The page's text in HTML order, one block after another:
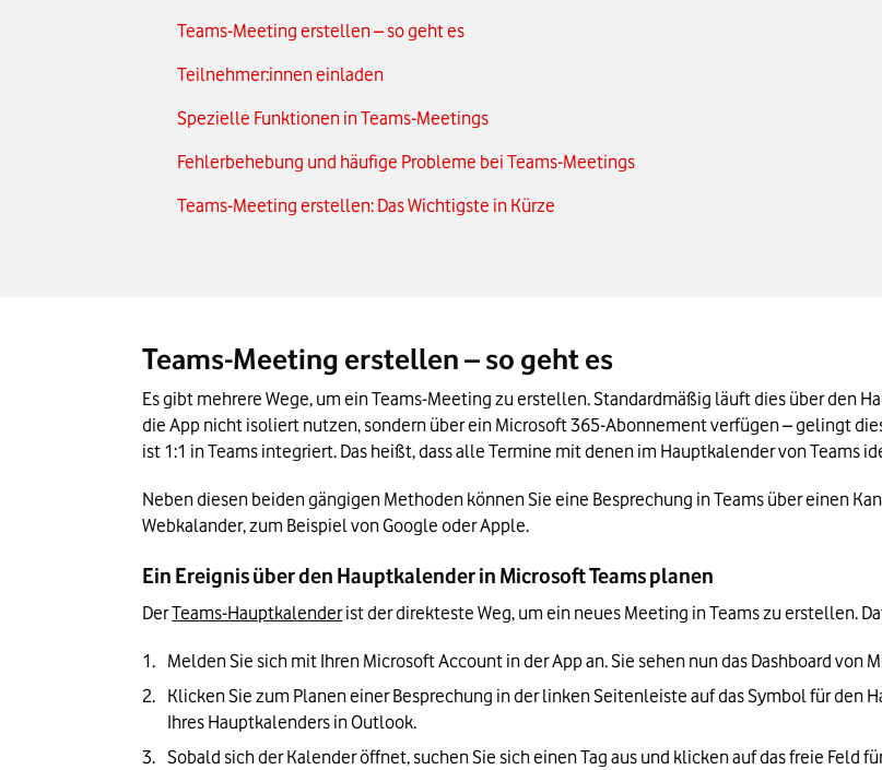
Teams-Meeting erstellen – so geht es
Teilnehmer:innen einladen
Spezielle Funktionen in Teams-Meetings
Fehlerbehebung und häufige Probleme bei Teams-Meetings
Teams-Meeting erstellen: Das Wichtigste in Kürze
Teams-Meeting erstellen – so geht es
Es gibt mehrere Wege, um ein Teams-Meeting zu erstellen. Standardmäßig läuft dies über den
die App nicht isoliert nutzen, sondern über ein Microsoft 365-Abonnement verfügen – gelingt
ist 1:1 in Teams integriert. Das heißt, dass alle Termine mit denen im Hauptkalender von Teams
Neben diesen beiden gängigen Methoden können Sie eine Besprechung in Teams über einen
Webkalander, zum Beispiel von Google oder Apple.
Ein Ereignis über den Hauptkalender in Microsoft Teams planen
Der Teams-Hauptkalender ist der direkteste Weg, um ein neues Meeting in Teams zu erstellen.
Melden Sie sich mit Ihren Microsoft Account in der App an. Sie sehen nun das Dashboard von
Klicken Sie zum Planen einer Besprechung in der linken Seitenleiste auf das Symbol für den
Ihres Hauptkalenders in Outlook.
Sobald sich der Kalender öffnet, suchen Sie sich einen Tag aus und klicken auf das freie Feld